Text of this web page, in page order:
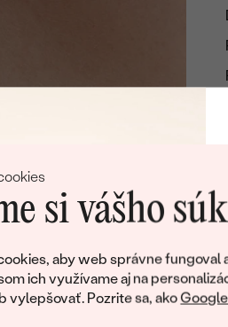
si vášho
aby web správne fungoval
ich využívame aj na
vylepšovať. Pozrite sa, ako